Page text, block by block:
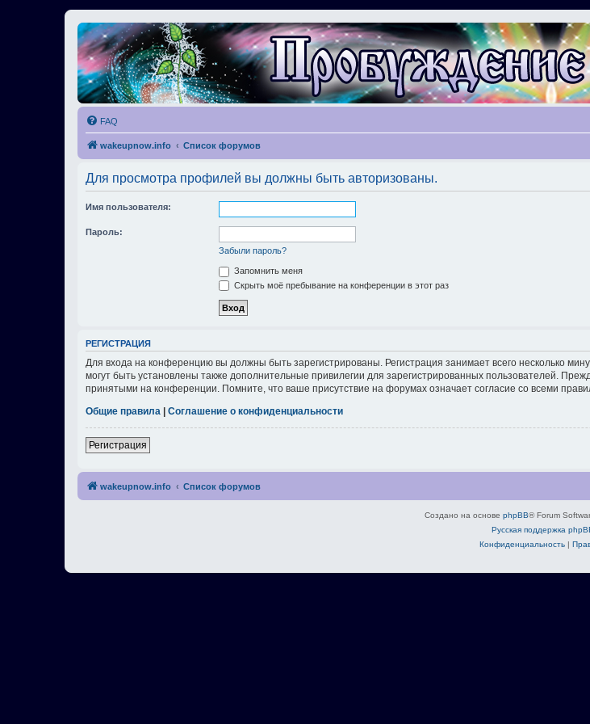
FAQ
wakeupnow.info Список форумов
Для просмотра профилей вы должны быть авторизованы.
Имя пользователя:
Пароль:
Забыли пароль?
Запомнить меня
Скрыть моё пребывание на конференции в этот раз
РЕГИСТРАЦИЯ
Для входа на конференцию вы должны быть зарегистрированы. Регистрация занимает всего несколько
могут быть установлены также дополнительные привилегии для зарегистрированных пользователей.
принятыми на конференции. Помните, что ваше присутствие на форумах означает согласие со всеми
Общие правила | Соглашение о конфиденциальности
Регистрация
wakeupnow.info Список форумов
Создано на основе phpBB® Forum
Русская поддержка
Конфиденциальность|